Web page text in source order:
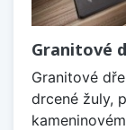
Granitové
Granitové
drcené žuly,